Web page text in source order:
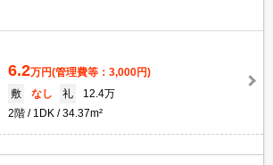
6.2万円(管理費等：3,000円)
敷
なし 礼
12.4万
2階
1DK 34.37m²